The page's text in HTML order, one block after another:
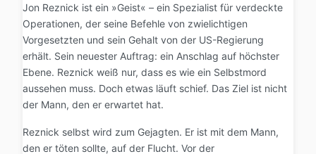
Jon Reznick ist ein »Geist« – ein Spezialist für verdeckte
Operationen, der seine Befehle von zwielichtigen
Vorgesetzten und sein Gehalt von der US-Regierung
erhält. Sein neuester Auftrag: ein Anschlag auf höchster
Ebene. Reznick weiß nur, dass es wie ein Selbstmord
aussehen muss. Doch etwas läuft schief. Das Ziel ist nicht
der Mann, den er erwartet hat.
Reznick selbst wird zum Gejagten. Er ist mit dem Mann,
den er töten sollte, auf der Flucht. Vor der